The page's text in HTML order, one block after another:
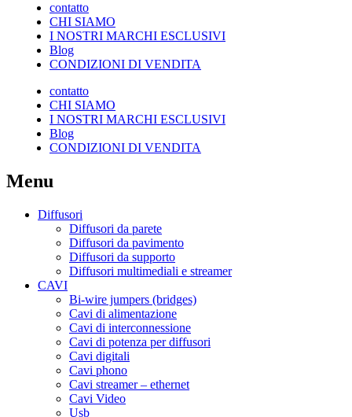
contatto
CHI SIAMO
I NOSTRI MARCHI ESCLUSIVI
Blog
CONDIZIONI DI VENDITA
contatto
CHI SIAMO
I NOSTRI MARCHI ESCLUSIVI
Blog
CONDIZIONI DI VENDITA
Menu
Diffusori
Diffusori da parete
Diffusori da pavimento
Diffusori da supporto
Diffusori multimediali e streamer
CAVI
Bi-wire jumpers (bridges)
Cavi di alimentazione
Cavi di interconnessione
Cavi di potenza per diffusori
Cavi digitali
Cavi phono
Cavi streamer – ethernet
Cavi Video
Usb